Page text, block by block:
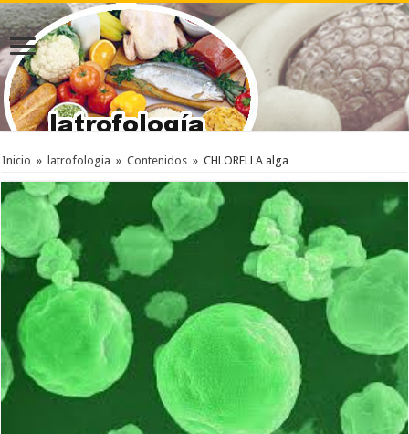
Inicio » latrofologia » Contenidos » CHLORELLA alga